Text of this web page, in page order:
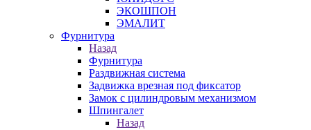
ЭКОШПОН
ЭМАЛИТ
Фурнитура
Назад
Фурнитура
Раздвижная система
Задвижка врезная под фиксатор
Замок с цилиндровым механизмом
Шпингалет
Назад